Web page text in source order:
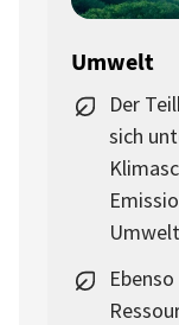
Umwelt
Der
sich